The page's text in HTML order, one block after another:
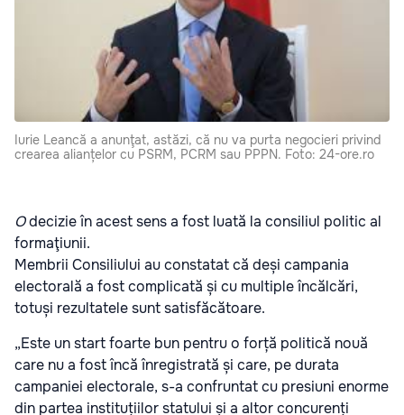
Iurie Leancă a anunţat, astăzi, că nu va purta negocieri privind
crearea alianțelor cu PSRM, PCRM sau PPPN. Foto: 24-ore.ro
Odecizie în acest sens a fost luată la consiliul politic al
formaţiunii.
Membrii Consiliului au constatat că deși campania
electorală a fost complicată și cu multiple încălcări,
totuși rezultatele sunt satisfăcătoare.
„Este un start foarte bun pentru o forță politică nouă
care nu a fost încă înregistrată și care, pe durata
campaniei electorale, s-a confruntat cu presiuni enorme
din partea instituțiilor statului și a altor concurenți